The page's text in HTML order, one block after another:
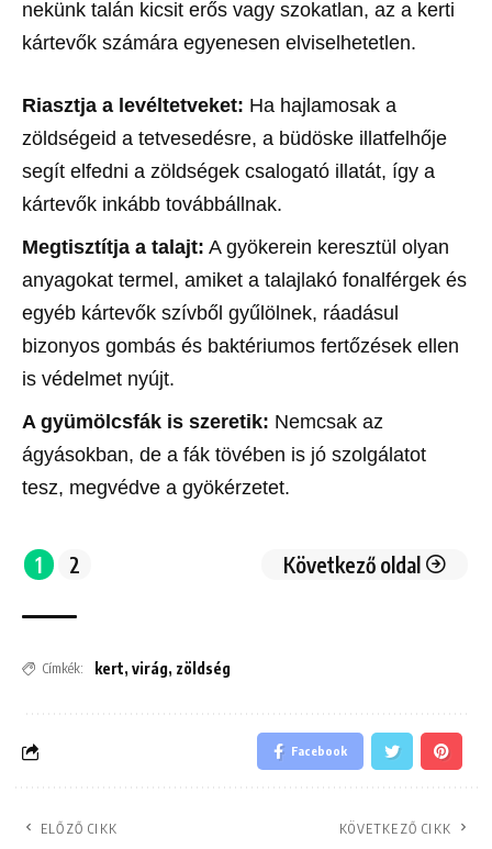
nekünk talán kicsit erős vagy szokatlan, az a kerti
kártevők számára egyenesen elviselhetetlen.
Riasztja a levéltetveket: Ha hajlamosak a
zöldségeid a tetvesedésre, a büdöske illatfelhője
segít elfedni a zöldségek csalogató illatát, így a
kártevők inkább továbbállnak.
Megtisztítja a talajt: A gyökerein keresztül olyan
anyagokat termel, amiket a talajlakó fonalférgek és
egyéb kártevők szívből gyűlölnek, ráadásul
bizonyos gombás és baktériumos fertőzések ellen
is védelmet nyújt.
A gyümölcsfák is szeretik: Nemcsak az
ágyásokban, de a fák tövében is jó szolgálatot
tesz, megvédve a gyökérzetet.
1 2 Következő oldal
Címkék: kert, virág, zöldség
Facebook
ELŐZŐ CIKK
KÖVETKEZŐ CIKK